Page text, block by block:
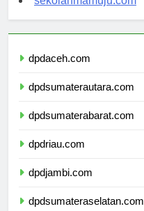
dpdaceh.com
dpdsumaterautara.com
dpdsumaterabarat.com
dpdriau.com
dpdjambi.com
dpdsumateraselatan.com